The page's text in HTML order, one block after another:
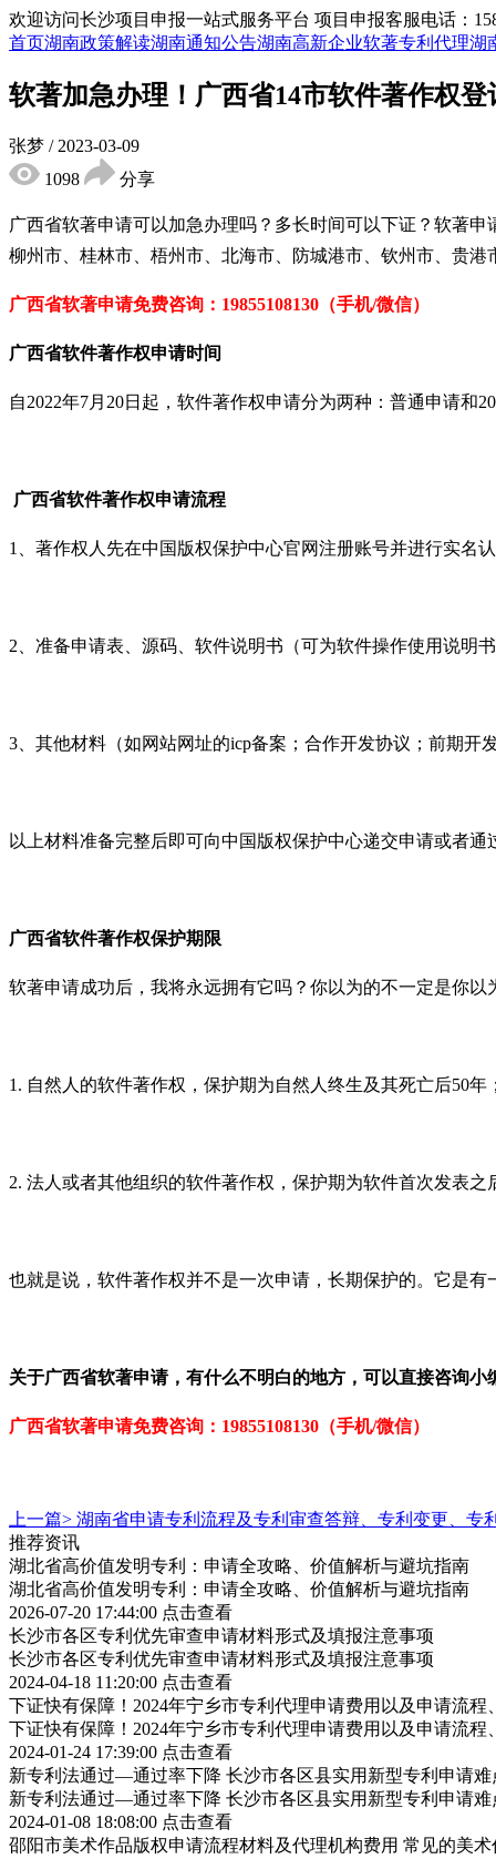
欢迎访问长沙项目申报一站式服务平台 项目申报客服电话：
首页湖南政策解读湖南通知公告湖南高新企业软著专利代理湖
软著加急办理！广西省14市软件著作权
张梦 / 2023-03-09
1098
分享
广西省软著申请可以加急办理吗？多长时间可以下证？ 软著申
柳州市、桂林市、梧州市、北海市、防城港市、钦州市、贵
广西省软著申请免费咨询： 19855108130（手机/微信）
广西省软件著作权申请时间
自2022年7月 20日起，软件著作权申请分为两种：普通申请和
广西省软件著作权申请流程
1 、著作权人先在中国版权保护中心官网注册账号并进行实名
2 、准备申请表、源码、软件说明书（可为软件操作使用说明
3 、其他材料（如网站网址的icp备案；合作开发协议；前期开
以上材料准备完整后即可向中国版权保护中心递交申请或者通
广西省软件著作权保护期限
软著申请成功后，我将永远拥有它吗？你以为的不一定是你
1. 自然人的软件著作权，保护期为自然人终生及其死亡后50年
2. 法人或者其他组织的软件著作权，保护期为软件首次发表之
也就是说，软件著作权并不是一次申请，长期保护的。它是
关于广西省软著申请，有什么不明白的地方，可以直接咨询小
广西省软著申请免费咨询： 19855108130（手机/微信）
上一篇> 湖南省申请专利流程及专利审查答辩、专利变更、专
推荐资讯
湖北省高价值发明专利：申请全攻略、价值解析与避坑指南
湖北省高价值发明专利：申请全攻略、价值解析与避坑指南
2026-07-20 17:44:00 点击查看
长沙市各区专利优先审查申请材料形式及填报注意事项
长沙市各区专利优先审查申请材料形式及填报注意事项
2024-04-18 11:20:00 点击查看
下证快有保障！2024年宁乡市专利代理申请费用以及申请流程
下证快有保障！2024年宁乡市专利代理申请费用以及申请流程
2024-01-24 17:39:00 点击查看
新专利法通过—通过率下降 长沙市各区县实用新型专利申请
新专利法通过—通过率下降 长沙市各区县实用新型专利申请
2024-01-08 18:08:00 点击查看
邵阳市美术作品版权申请流程材料及代理机构费用 常见的美